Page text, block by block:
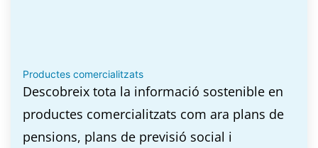
Productes comercialitzats
Descobreix tota la informació sostenible en
productes comercialitzats com ara plans de
pensions, plans de previsió social i